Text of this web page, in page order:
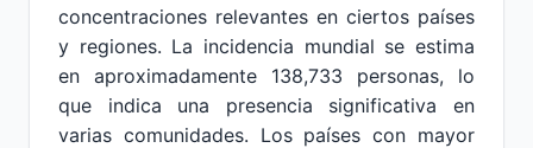
concentraciones relevantes en ciertos países
y regiones. La incidencia mundial se estima
en aproximadamente 138,733 personas, lo
que indica una presencia significativa en
varias comunidades. Los países con mayor